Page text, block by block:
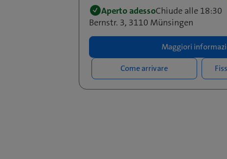
Aperto adessoChiude alle 18:30
Bernstr. 3, 3110 Münsingen
Maggiori
Come arrivare